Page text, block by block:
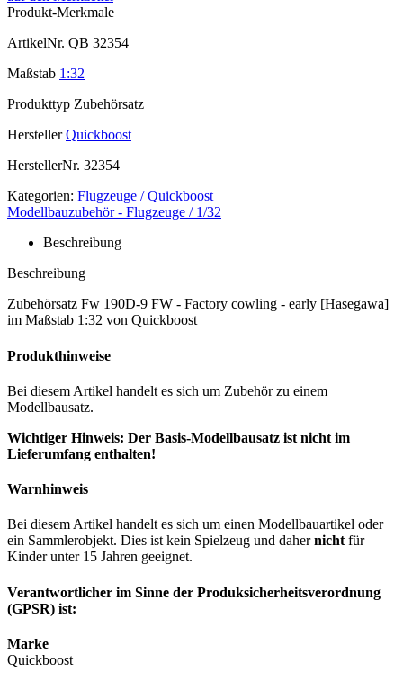
Produkt-Merkmale
ArtikelNr. QB 32354
Maßstab 1:32
Produkttyp Zubehörsatz
Hersteller Quickboost
HerstellerNr. 32354
Kategorien: Flugzeuge / Quickboost
Modellbauzubehör - Flugzeuge / 1/32
Beschreibung
Beschreibung
Zubehörsatz Fw 190D-9 FW - Factory cowling - early [Hasegawa]
im Maßstab 1:32 von Quickboost
Produkthinweise
Bei diesem Artikel handelt es sich um Zubehör zu einem
Modellbausatz.
Wichtiger Hinweis: Der Basis-Modellbausatz ist nicht im
Lieferumfang enthalten!
Warnhinweis
Bei diesem Artikel handelt es sich um einen Modellbauartikel oder
ein Sammlerobjekt. Dies ist kein Spielzeug und dahernicht für
Kinder unter 15 Jahren geeignet.
Verantwortlicher im Sinne der Produksicherheitsverordnung
(GPSR) ist:
Marke
Quickboost